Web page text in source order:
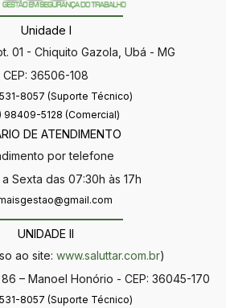
Unidade I
01 - Chiquito Gazola, Ubá - MG
CEP: 36506-108
8057 (Suporte Técnico)
98409-5128 (Comercial)
DE ATENDIMENTO
por telefone
Sexta das 07:30h às 17h
UNIDADE II
ao site: www.saluttar.com.br)
– Manoel Honório - CEP: 36045-170
8057 (Suporte Técnico)